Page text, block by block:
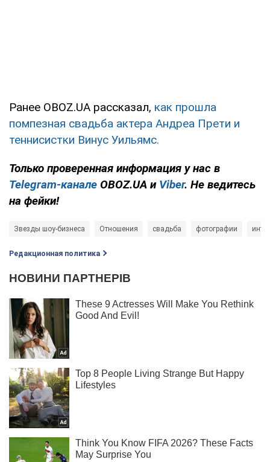
Ранее OBOZ.UA рассказал, как прошла
помпезная свадьба актера Андреа Прети и
теннисистки Винус Уильямс.
Только проверенная информация у нас в
Telegram-канале OBOZ.UA и Viber. Не ведитесь
на фейки!
Звезды шоу-бизнеса Отношения свадьба фотографии
Редакционная политика